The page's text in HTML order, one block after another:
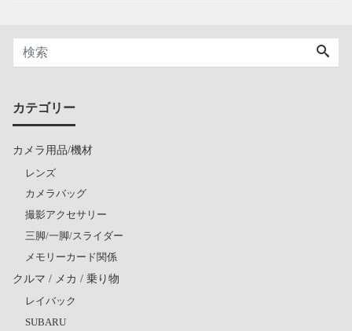
カテゴリー
カメラ用品/機材
レンズ
カメラバッグ
撮影アクセサリー
三脚/一脚/スライダー
メモリーカード関係
クルマ / メカ / 乗り物
レイバック
SUBARU